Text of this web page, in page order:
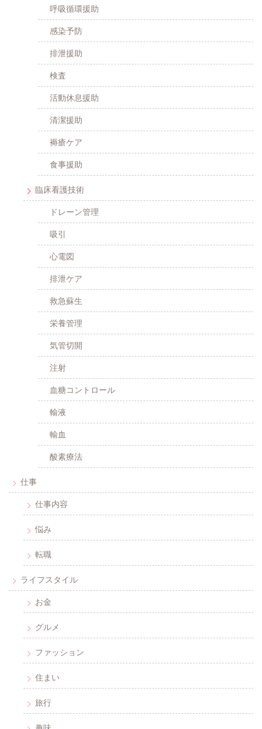
呼吸循環援助
感染予防
排泄援助
検査
活動休息援助
清潔援助
褥瘡ケア
食事援助
臨床看護技術
ドレーン管理
吸引
心電図
排泄ケア
救急蘇生
栄養管理
気管切開
注射
血糖コントロール
輸液
輸血
酸素療法
仕事
仕事内容
悩み
転職
ライフスタイル
お金
グルメ
ファッション
住まい
旅行